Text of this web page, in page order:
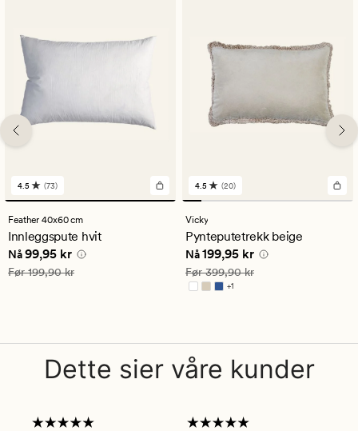
73
anmeldelser
med
en
gjennomsnittlig
vurdering
på
4.5
4.5 (73)
Feather 40x60 cm
Innleggspute hvit
Nåværende pris
Nå99,95 kr
Vanlig pris 199,90 kr
Før199,90 kr
20
anmeldelser
med
en
gjennomsnittlig
vurdering
på
4.5
4.5 (20)
Vicky
Pynteputetrekk beige
Nåværende pris
Nå199,95 kr
Vanlig pris 399,90 kr
Før399,90 kr
+1
Tilgjengelig i flere farger
Dette sier våre kunder